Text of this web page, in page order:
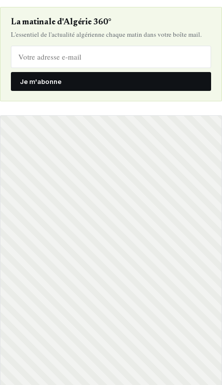
La matinale d'Algérie 360°
L'essentiel de l'actualité algérienne chaque matin dans votre boîte mail.
Je m'abonne